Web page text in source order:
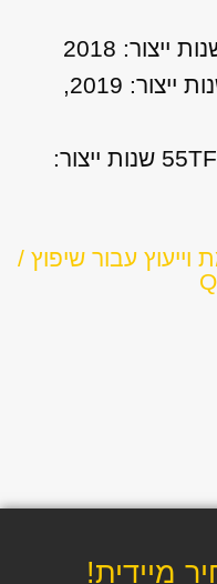
אאודי Q8 3.0 דיזל 50TDI שנות ייצור: 2019,
אאודי Q8 3.0 טורבו-בנזין 55TFSI שנות ייצור:
עבור שיפוץ /
מיידית!